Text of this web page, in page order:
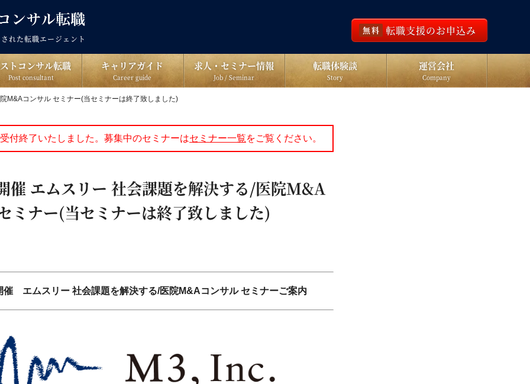
れた転職エージェント
無料 転職支援のお申込み
トコンサル転職
Post consultant
キャリアガイド
Career guide
求人・セミナー情報
Job / Seminar
転職体験談
Story
運営会社
Company
M&Aコンサル セミナー(当セミナーは終了致しました)
付終了いたしました。募集中のセミナーはセミナー一覧をご覧ください。
催 エムスリー 社会課題を解決する/医院M&A
ミナー(当セミナーは終了致しました)
催 エムスリー 社会課題を解決する/医院M&Aコンサル セミナーご案内